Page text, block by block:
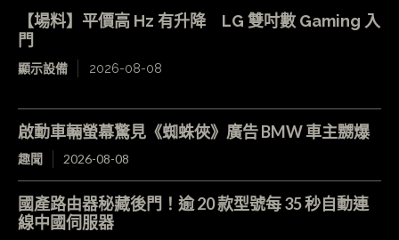
【場料】平價高 Hz 有升降 LG 雙吋數 Gaming 入
門
顯示設備 2026-08-08
啟動車輛螢幕驚見《蜘蛛俠》廣告 BMW 車主嬲爆
趣聞 2026-08-08
國產路由器秘藏後門！逾 20 款型號每 35 秒自動連
線中國伺服器